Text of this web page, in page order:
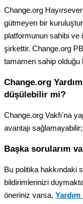
Change.org Hayırsever
gütmeyen bir kuruluştur
platformunun sahibi ve i
şirkettir. Change.org
tamamen sahip olduğu
Change.org Yardım
düşülebilir mi?
Change.org Vakfı'na
avantajı sağlamayabilir;
Başka sorularım
Bu politika hakkındaki
bildirimlerinizi
öneriniz varsa, Yard ım